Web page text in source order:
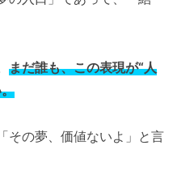
まだ誰も、この表現が“人
その夢、価値ないよ」と言